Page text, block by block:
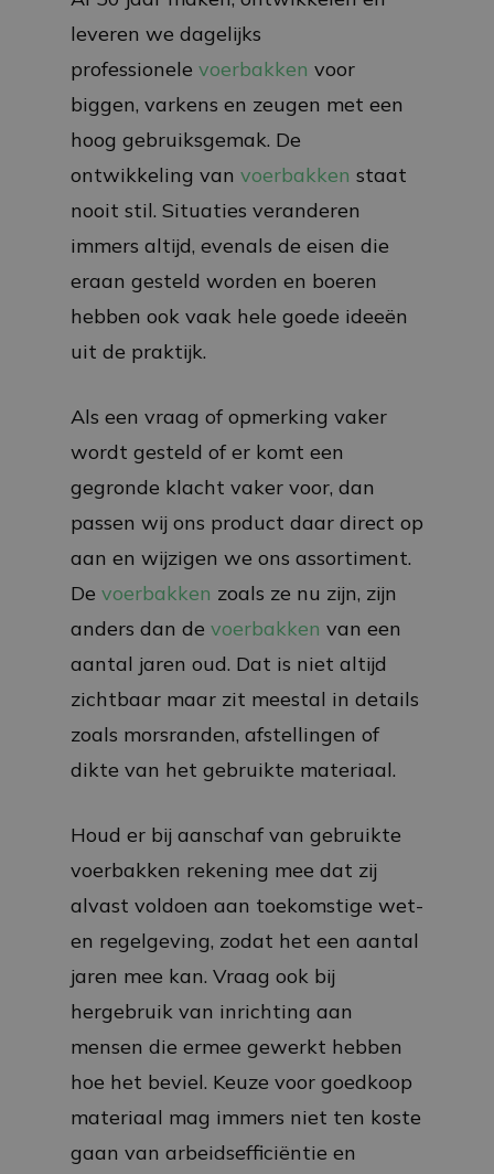
leveren we dagelijks
professionele voerbakken voor
biggen, varkens en zeugen met een
hoog gebruiksgemak. De
ontwikkeling van voerbakken staat
nooit stil. Situaties veranderen
immers altijd, evenals de eisen die
eraan gesteld worden en boeren
hebben ook vaak hele goede ideeën
uit de praktijk.
Als een vraag of opmerking vaker
wordt gesteld of er komt een
gegronde klacht vaker voor, dan
passen wij ons product daar direct op
aan en wijzigen we ons assortiment.
De voerbakken zoals ze nu zijn, zijn
anders dan de voerbakken van een
aantal jaren oud. Dat is niet altijd
zichtbaar maar zit meestal in details
zoals morsranden, afstellingen of
dikte van het gebruikte materiaal.
Houd er bij aanschaf van gebruikte
voerbakken rekening mee dat zij
alvast voldoen aan toekomstige wet-
en regelgeving, zodat het een aantal
jaren mee kan. Vraag ook bij
hergebruik van inrichting aan
mensen die ermee gewerkt hebben
hoe het beviel. Keuze voor goedkoop
materiaal mag immers niet ten koste
gaan van arbeidsefficiëntie en